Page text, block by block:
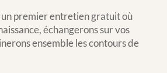
un premier entretien gratuit où
échangerons sur vos
ensemble les contours de